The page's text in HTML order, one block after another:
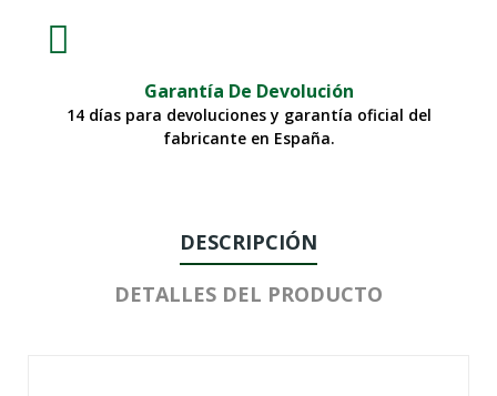
Garantía De Devolución
14 días para devoluciones y garantía oficial del
fabricante en España.
DESCRIPCIÓN
DETALLES DEL PRODUCTO